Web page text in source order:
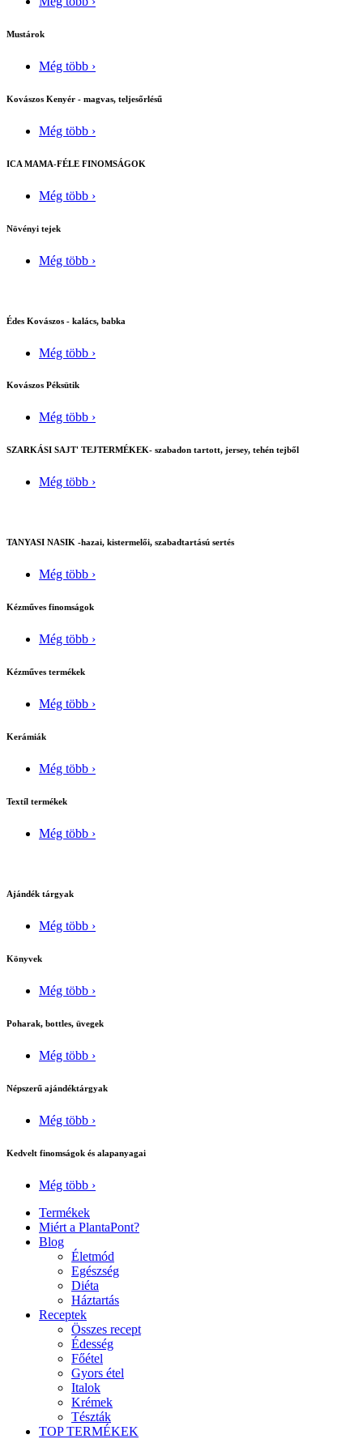
Mustárok
Még több ›
Kovászos Kenyér - magvas, teljesőrlésű
Még több ›
ICA MAMA-FÉLE FINOMSÁGOK
Még több ›
Növényi tejek
Még több ›
Édes Kovászos - kalács, babka
Még több ›
Kovászos Péksütik
Még több ›
SZARKÁSI SAJT' TEJTERMÉKEK- szabadon tartott, jersey, tehén tejből
Még több ›
TANYASI NASIK -hazai, kistermelői, szabadtartású sertés
Még több ›
Kézműves finomságok
Még több ›
Kézműves termékek
Még több ›
Kerámiák
Még több ›
Textíl termékek
Még több ›
Ajándék tárgyak
Még több ›
Könyvek
Még több ›
Poharak, bottles, üvegek
Még több ›
Népszerű ajándéktárgyak
Még több ›
Kedvelt finomságok és alapanyagai
Még több ›
Termékek
Miért a PlantaPont?
Blog
Életmód
Egészség
Diéta
Háztartás
Receptek
Összes recept
Édesség
Főétel
Gyors étel
Italok
Krémek
Tészták
TOP TERMÉKEK